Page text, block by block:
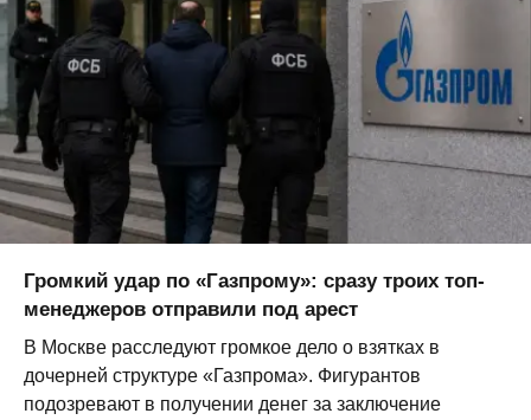
Громкий удар по «Газпрому»: сразу троих топ-
менеджеров отправили под арест
В Москве расследуют громкое дело о взятках в
дочерней структуре «Газпрома». Фигурантов
подозревают в получении денег за заключение